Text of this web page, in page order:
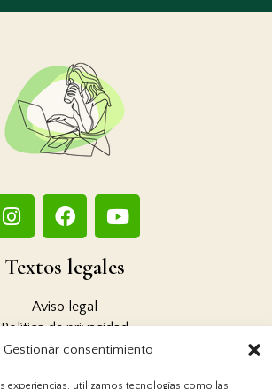
Gestionar consentimiento
experiencias, utilizamos tecnologías como las
Textos legales
Aviso legal
Política de privacidad
Política de cookies